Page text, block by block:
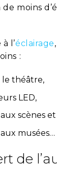
moins
l’éclairage
:
théâtre,
LED,
scènes
musées…
de